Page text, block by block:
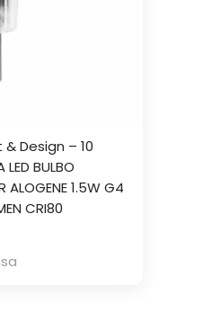
Design – 10
LED BULBO
ALOGENE 1.5W G4
CRI80